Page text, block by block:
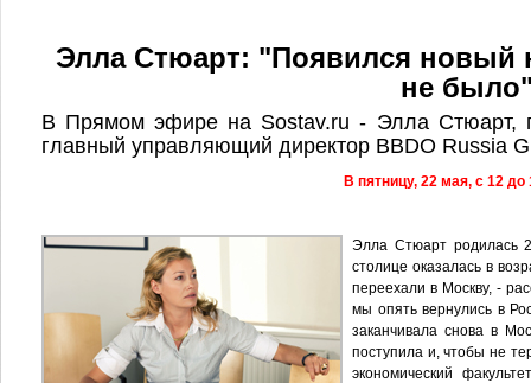
Элла Стюарт: "Появился новый
не
В Прямом эфире на Sostav.ru - Элла Стюарт,
главный управляющий директор BBDO Russia
В пятницу, 22 мая, с 12 до
Элла Стюарт родилась
столице оказалась в
переехали в Москву, -
мы опять вернулись в
заканчивала снова в
поступила и, чтобы не
экономический